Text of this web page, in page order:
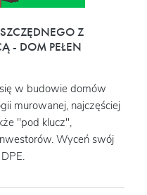
Z
- DOM PEŁEN
w budowie domów
murowanej, najczęściej
"pod klucz",
Wyceń swój